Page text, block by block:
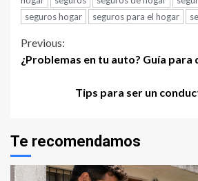
seguros hogar
seguros para el hogar
Continue
Reading
Previous:
¿Problemas en tu auto? Guía para
Tips para ser un
Te recomendamos